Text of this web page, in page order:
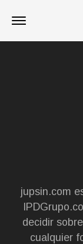
jupsin.com
decidir
cualquier